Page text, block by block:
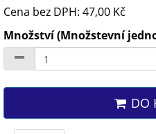
Cena bez DPH: 47,00 Kč
Množství (Množstevní
DO